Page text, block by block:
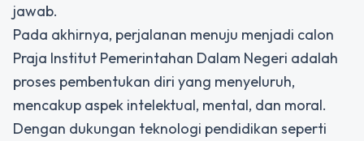
jawab.
Pada akhirnya, perjalanan menuju menjadi calon
Praja Institut Pemerintahan Dalam Negeri adalah
proses pembentukan diri yang menyeluruh,
mencakup aspek intelektual, mental, dan moral.
Dengan dukungan teknologi pendidikan seperti